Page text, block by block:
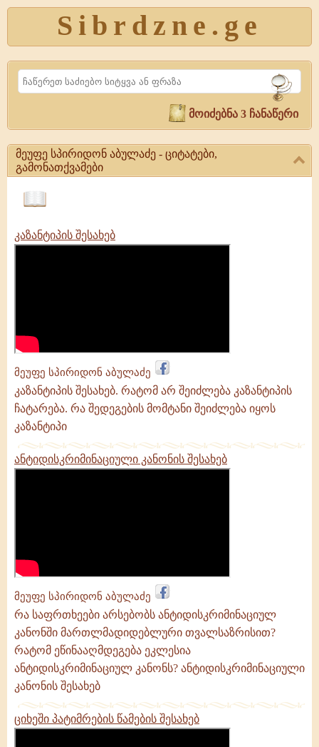
Sibrdzne.ge
Search
მოიძებნა 3 ჩანაწერი
მეუფე სპირიდონ აბულაძე - ციტატები,
გამონათქვამები
მეუფე
სპირიდონ
ციტატები,
ამონარიდები,
გამონათქვამები
კაზანტიპის შესახებ
მეუფე სპირიდონ აბულაძე
კაზანტიპის შესახებ. რატომ არ შეიძლება კაზანტიპის
ჩატარება. რა შედეგების მომტანი შეიძლება იყოს
კაზანტიპი
ანტიდისკრიმინაციული კანონის შესახებ
მეუფე სპირიდონ აბულაძე
რა საფრთხეები არსებობს ანტიდისკრიმინაციულ
კანონში მართლმადიდებლური თვალსაზრისით?
რატომ ეწინააღმდეგება ეკლესია
ანტიდისკრიმინაციულ კანონს? ანტიდისკრიმინაციული
კანონის შესახებ
ციხეში პატიმრების წამების შესახებ